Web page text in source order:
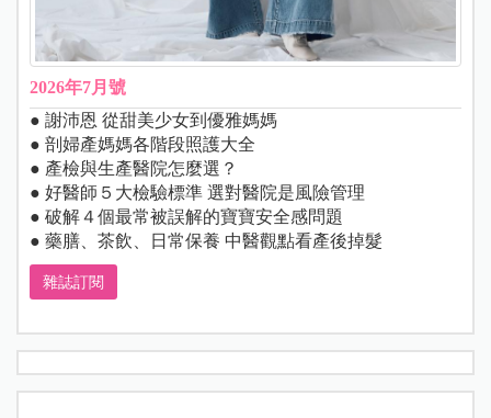
2026年7月號
● 謝沛恩 從甜美少女到優雅媽媽
● 剖婦產媽媽各階段照護大全
● 產檢與生產醫院怎麼選？
● 好醫師５大檢驗標準 選對醫院是風險管理
● 破解４個最常被誤解的寶寶安全感問題
● 藥膳、茶飲、日常保養 中醫觀點看產後掉髮
雜誌訂閱